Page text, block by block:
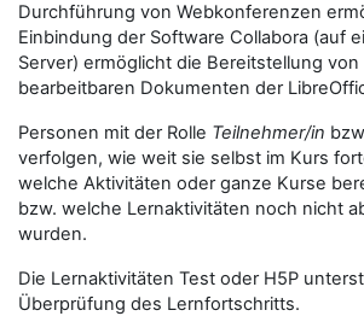
Durchführung von Webkonferenzen
Einbindung der Software Collabora (auf
Server) ermöglicht die Bereitstellung
bearbeitbaren Dokumenten der
Personen mit der Rolle Teilnehmer/in
verfolgen, wie weit sie selbst im Kurs
welche Aktivitäten oder ganze Kurse
bzw. welche Lernaktivitäten noch nicht
wurden.
Die Lernaktivitäten Test oder H5P
Überprüfung des Lernfortschritts.